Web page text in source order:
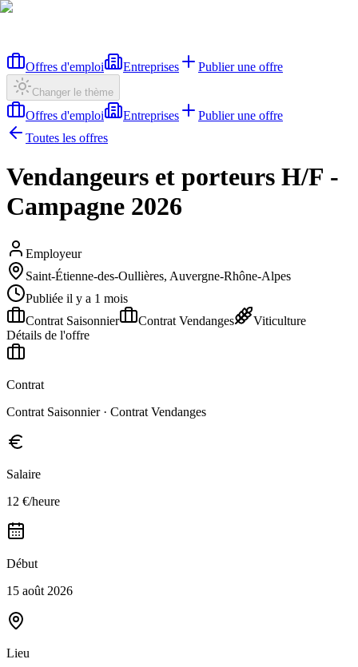
Offres d'emploi Entreprises Publier une offre
Changer le thème
Offres d'emploi Entreprises
Publier une offre
Toutes les offres
Vendangeurs et porteurs H/F -
Campagne 2026
Employeur
Saint-Étienne-des-Oullières, Auvergne-Rhône-Alpes
Publiée il y a 1 mois
Contrat Saisonnier
Contrat Vendanges
Viticulture
Détails de l'offre
Contrat
Contrat Saisonnier · Contrat Vendanges
Salaire
12 €/heure
Début
15 août 2026
Lieu